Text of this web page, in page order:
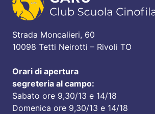
Strada Moncalieri, 60
10098 Tetti Neirotti – Rivoli TO
Orari di apertura
segreteria al campo:
Sabato ore 9,30/13 e 14/18
Domenica ore 9,30/13 e 14/18